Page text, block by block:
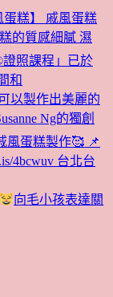
向毛小孩表達關